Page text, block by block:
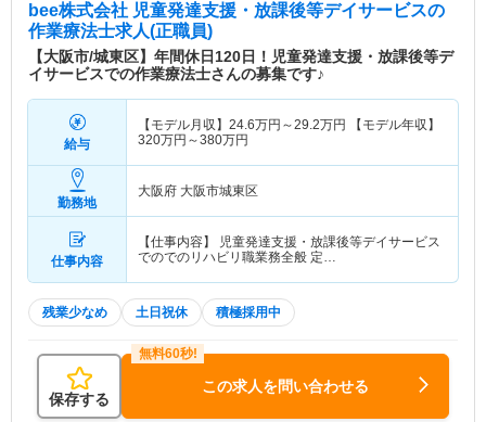
bee株式会社 児童発達支援・放課後等デイサービスの
作業療法士求人(正職員)
【大阪市/城東区】年間休日120日！児童発達支援・放課後等デ
イサービスでの作業療法士さんの募集です♪
給与
【モデル月収】 24.6万円～29.2万円
【モデル年収】
320万円～380万円
勤務地
大阪府 大阪市城東区
仕事内容
【仕事内容】 児童発達支援・放課後等デイサービス
でのでのリハビリ職業務全般 定…
残業少なめ 土日祝休 積極採用中
保存する
この求人を問い合わせる